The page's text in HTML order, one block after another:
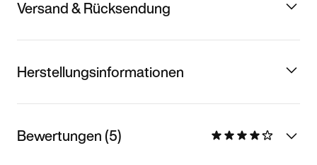
Versand & Rücksendung
Herstellungsinformationen
Bewertungen (5)